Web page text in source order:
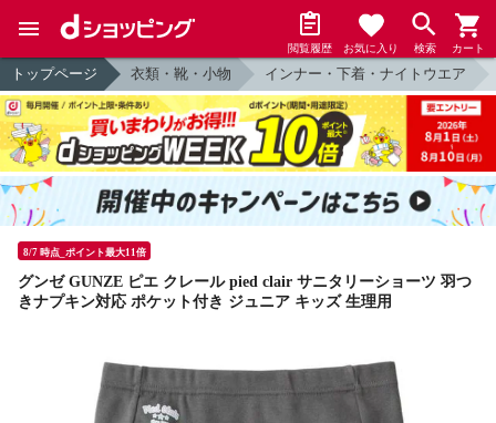
閲覧履歴 お気に入り 検索 カート
トップページ 衣類・靴・小物 インナー・下着・ナイトウエア
8/7 時点_ポイント最大11倍
グンゼ GUNZE ピエ クレール pied clair サニタリーショーツ 羽つ
きナプキン対応 ポケット付き ジュニア キッズ 生理用